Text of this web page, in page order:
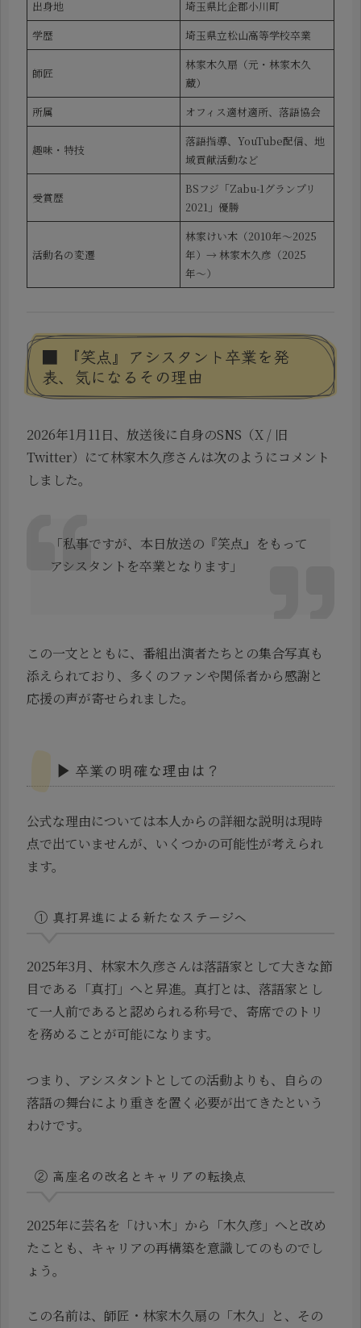
出身地
埼玉県比企郡小川町
学歴
埼玉県立松山高等学校卒業
師匠
林家木久扇（元・林家木久
蔵）
所属
オフィス適材適所、落語協会
趣味・特技
落語指導、YouTube配信、地
域貢献活動など
受賞歴
BSフジ「Zabu-1グランプリ
2021」優勝
活動名の変遷
林家けい木（2010年〜2025
年）→ 林家木久彦（2025
年〜）
■ 『笑点』アシスタント卒業を発
表、気になるその理由
2026年1月11日、放送後に自身のSNS（X / 旧
Twitter）にて林家木久彦さんは次のようにコメント
しました。
「私事ですが、本日放送の『笑点』をもって
アシスタントを卒業となります」
この一文とともに、番組出演者たちとの集合写真も
添えられており、多くのファンや関係者から感謝と
応援の声が寄せられました。
▶ 卒業の明確な理由は？
公式な理由については本人からの詳細な説明は現時
点で出ていませんが、いくつかの可能性が考えられ
ます。
① 真打昇進による新たなステージへ
2025年3月、林家木久彦さんは落語家として大きな節
目である「真打」へと昇進。真打とは、落語家とし
て一人前であると認められる称号で、寄席でのトリ
を務めることが可能になります。
つまり、アシスタントとしての活動よりも、自らの
落語の舞台により重きを置く必要が出てきたという
わけです。
② 高座名の改名とキャリアの転換点
2025年に芸名を「けい木」から「木久彦」へと改め
たことも、キャリアの再構築を意識してのものでし
ょう。
この名前は、師匠・林家木久扇の「木久」と、その